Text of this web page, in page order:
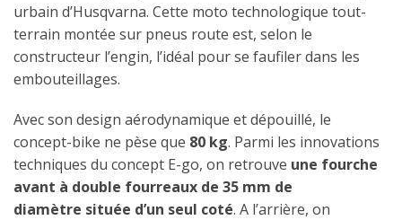
urbain d’Husqvarna. Cette moto technologique tout-
terrain montée sur pneus route est, selon le
constructeur l’engin, l’idéal pour se faufiler dans les
embouteillages.
Avec son design aérodynamique et dépouillé, le
concept-bike ne pèse que 80 kg. Parmi les innovations
techniques du concept E-go, on retrouve une fourche
avant à double fourreaux de 35 mm de
diamètre située d’un seul coté. A l’arrière, on